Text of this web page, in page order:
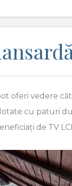
oferi vedere
cu paturi
de TV